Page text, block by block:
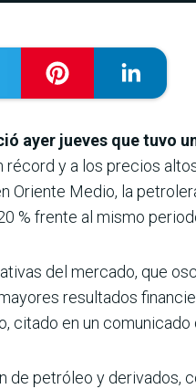
ayer jueves que tuvo
y a los precios
Oriente Medio, la
% frente al mismo
del mercado, que
resultados
citado en un comunicado
de petróleo y